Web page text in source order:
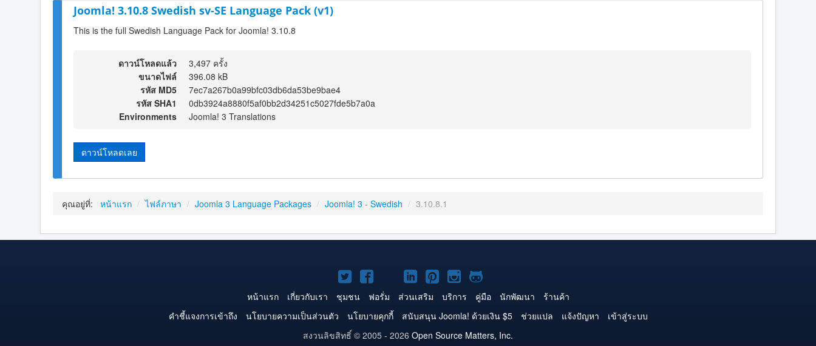
Joomla! 3.10.8 Swedish sv-SE Language Pack (v1)
This is the full Swedish Language Pack for Joomla! 3.10.8
ดาวน์โหลดแล้ว
3,497 ครั้ง
ขนาดไฟล์
396.08 kB
รหัส MD5
7ec7a267b0a99bfc03db6da53be9bae4
รหัส SHA1
0db3924a8880f5af0bb2d34251c5027fde5b7a0a
Environments
Joomla! 3 Translations
ดาวน์โหลดเลย
คุณอยู่ที่: หน้าแรก / ไฟล์ภาษา / Joomla 3 Language Packages / Joomla! 3 - Swedish / 3.10.8.1
Joomla!
บน
Twitter
Joomla!
บน
Facebook
Joomla!
บน
YouTube
Joomla!
บน
LinkedIn
Joomla!
บน
Pinterest
Joomla!
บน
Instagram
Joomla!
บน
GitHub
หน้าแรก เกี่ยวกับเรา ชุมชน ฟอรั่ม ส่วนเสริม บริการ คู่มือ นักพัฒนา
ร้านค้า
คำชี้แจงการเข้าถึง
นโยบายความเป็นส่วนตัว นโยบายคุกกี้ สนับสนุน Joomla! ด้วยเงิน $5 ช่วยแปล แจ้งปัญหา
เข้าสู่ระบบ
สงวนลิขสิทธิ์ © 2005 - 2026 Open Source Matters, Inc.